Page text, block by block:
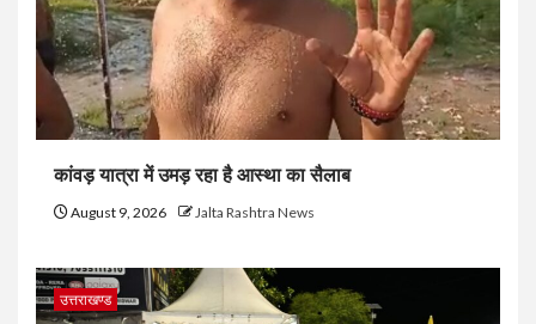
कांवड़ यात्रा में उमड़ रहा है आस्था का सैलाब
August 9, 2026 Jalta Rashtra News
उत्तराखण्ड